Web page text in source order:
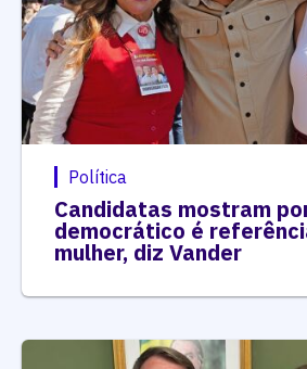
Política
Candidatas mostram
democrático é
mulher, diz Vander